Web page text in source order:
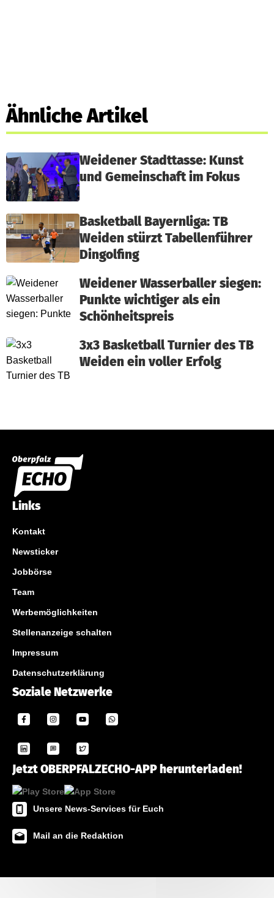
Ähnliche Artikel
Weidener Stadttasse: Kunst
und Gemeinschaft im Fokus
Basketball Bayernliga: TB
Weiden stürzt Tabellenführer
Dingolfing
Weidener Wasserballer siegen:
Punkte wichtiger als ein
Schönheitspreis
3x3 Basketball Turnier des TB
Weiden ein voller Erfolg
Links
Kontakt
Newsticker
Jobbörse
Team
Werbemöglichkeiten
Stellenanzeige schalten
Impressum
Datenschutzerklärung
Soziale Netzwerke
Jetzt OBERPFALZECHO-APP herunterladen!
Unsere News-Services für Euch
Mail an die Redaktion